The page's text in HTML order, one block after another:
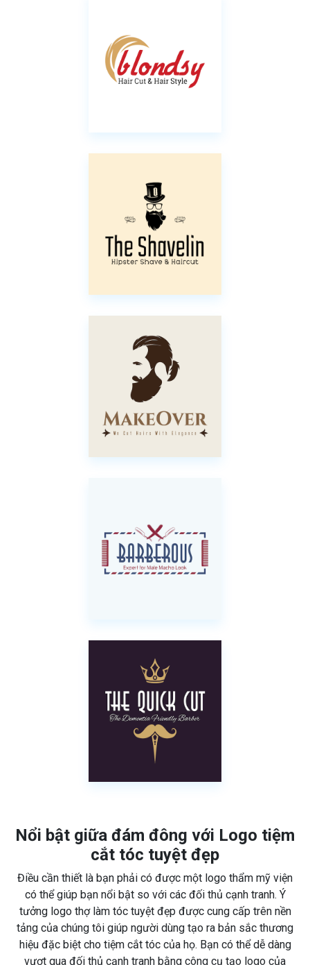
Nổi bật giữa đám đông với Logo tiệm
cắt tóc tuyệt đẹp
Điều cần thiết là bạn phải có được một logo thẩm mỹ viện
có thể giúp bạn nổi bật so với các đối thủ cạnh tranh. Ý
tưởng logo thợ làm tóc tuyệt đẹp được cung cấp trên nền
tảng của chúng tôi giúp người dùng tạo ra bản sắc thương
hiệu đặc biệt cho tiệm cắt tóc của họ. Bạn có thể dễ dàng
vượt qua đối thủ cạnh tranh bằng công cụ tạo logo của